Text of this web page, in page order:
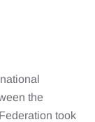
the
took